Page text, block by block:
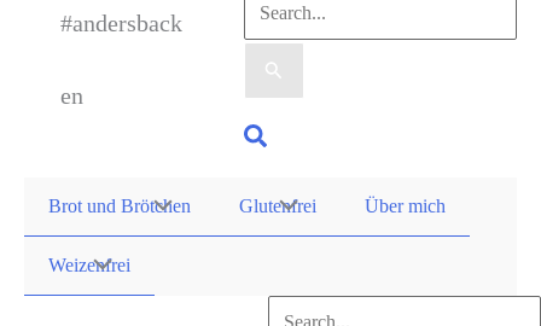
#andersback
en
Suchen
nach:
Suchen
Brot und Brötchen Glutenfrei Über mich
Weizenfrei
Suchen